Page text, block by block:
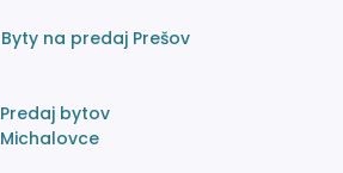
Byty na predaj Prešov
Predaj bytov
Michalovce